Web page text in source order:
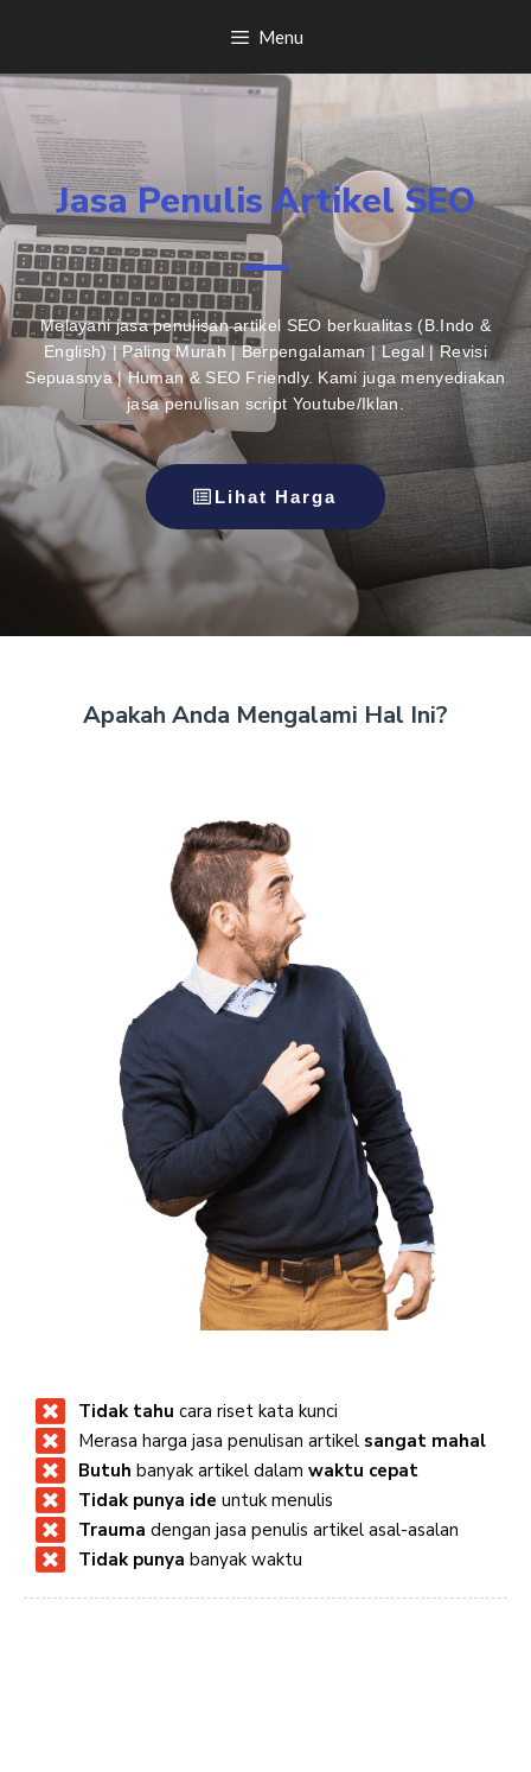
Menu
Jasa Penulis Artikel SEO
Melayani jasa penulisan artikel SEO berkualitas (B.Indo &
English) | Paling Murah | Berpengalaman | Legal | Revisi
Sepuasnya | Human & SEO Friendly. Kami juga menyediakan
jasa penulisan script Youtube/Iklan.
Lihat Harga
Apakah Anda Mengalami Hal Ini?
Tidak tahu cara riset kata kunci
Merasa harga jasa penulisan artikel sangat mahal
Butuh banyak artikel dalamwaktu cepat
Tidak punya ide untuk menulis
Trauma dengan jasa penulis artikel asal-asalan
Tidak punya banyak waktu